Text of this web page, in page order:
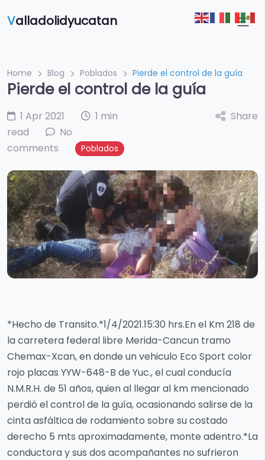
Valladolidyucatan
Home Blog Poblados Pierde el control de la guía
Pierde el control de la guía
1 Apr 2021
1 min
read
No
comments
Poblados
Share
*Hecho de Transito.*1/4/2021.15:30 hrs.En el Km 218 de
la carretera federal libre Merida-Cancun tramo
Chemax-Xcan, en donde un vehiculo Eco Sport color
rojo placas YYW-648-B de Yuc., el cual conducía
N.M.R.H. de 51 años, quien al llegar al km mencionado
perdió el control de la guía, ocasionando salirse de la
cinta asfáltica de rodamiento sobre su costado
derecho 5 mts aproximadamente, monte adentro.*La
conductora y sus dos acompañantes no sufrieron